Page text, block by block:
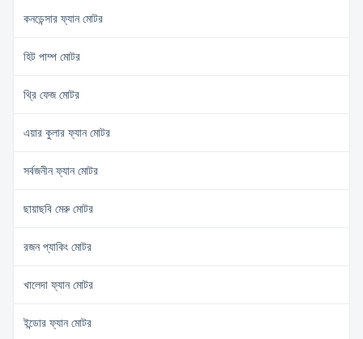
কনডেন্সার ফ্যান মোটর
হিট পাম্প মোটর
থ্রি ফেজ মোটর
এয়ার কুলার ফ্যান মোটর
সর্বজনীন ফ্যান মোটর
ছায়াছবি মেরু মোটর
রজন প্যাকিং মোটর
খালেদা ফ্যান মোটর
ইন্ডোর ফ্যান মোটর